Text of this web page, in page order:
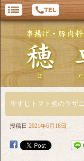
牛すじトマト煮のラザ
投稿日 2021年6月18日